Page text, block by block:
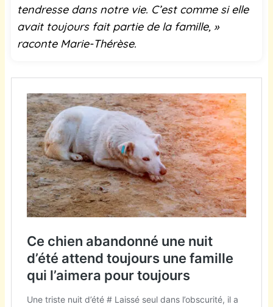
tendresse dans notre vie. C’est comme si elle
avait toujours fait partie de la famille, »
raconte Marie-Thérèse.